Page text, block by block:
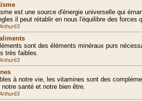
est une source d'énergie universelle qui
il peut rétablir en nous l'équilibre des forces
sont des éléments minéraux purs
très faibles.
à notre vie, les vitamines sont des
santé et notre bien être.